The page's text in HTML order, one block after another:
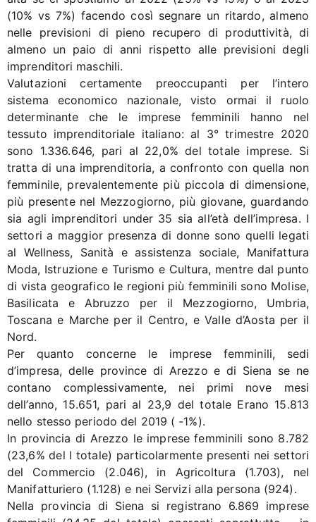
(10% vs 7%) facendo così segnare un ritardo, almeno
nelle previsioni di pieno recupero di produttività, di
almeno un paio di anni rispetto alle previsioni degli
imprenditori maschili.
Valutazioni certamente preoccupanti per l’intero
sistema economico nazionale, visto ormai il ruolo
determinante che le imprese femminili hanno nel
tessuto imprenditoriale italiano: al 3° trimestre 2020
sono 1.336.646, pari al 22,0% del totale imprese. Si
tratta di una imprenditoria, a confronto con quella non
femminile, prevalentemente più piccola di dimensione,
più presente nel Mezzogiorno, più giovane, guardando
sia agli imprenditori under 35 sia all’età dell’impresa. I
settori a maggior presenza di donne sono quelli legati
al Wellness, Sanità e assistenza sociale, Manifattura
Moda, Istruzione e Turismo e Cultura, mentre dal punto
di vista geografico le regioni più femminili sono Molise,
Basilicata e Abruzzo per il Mezzogiorno, Umbria,
Toscana e Marche per il Centro, e Valle d’Aosta per il
Nord.
Per quanto concerne le imprese femminili, sedi
d’impresa, delle province di Arezzo e di Siena se ne
contano complessivamente, nei primi nove mesi
dell’anno, 15.651, pari al 23,9 del totale Erano 15.813
nello stesso periodo del 2019 ( -1%).
In provincia di Arezzo le imprese femminili sono 8.782
(23,6% del l totale) particolarmente presenti nei settori
del Commercio (2.046), in Agricoltura (1.703), nel
Manifatturiero (1.128) e nei Servizi alla persona (924).
Nella provincia di Siena si registrano 6.869 imprese